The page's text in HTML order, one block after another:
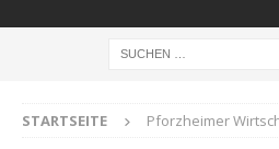
STARTSEITE Pforzheimer